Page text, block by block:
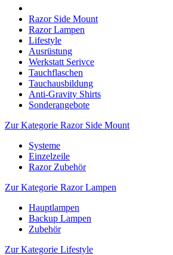
Razor Side Mount
Razor Lampen
Lifestyle
Ausrüstung
Werkstatt Serivce
Tauchflaschen
Tauchausbildung
Anti-Gravity Shirts
Sonderangebote
Zur Kategorie Razor Side Mount
Systeme
Einzelzeile
Razor Zubehör
Zur Kategorie Razor Lampen
Hauptlampen
Backup Lampen
Zubehör
Zur Kategorie Lifestyle